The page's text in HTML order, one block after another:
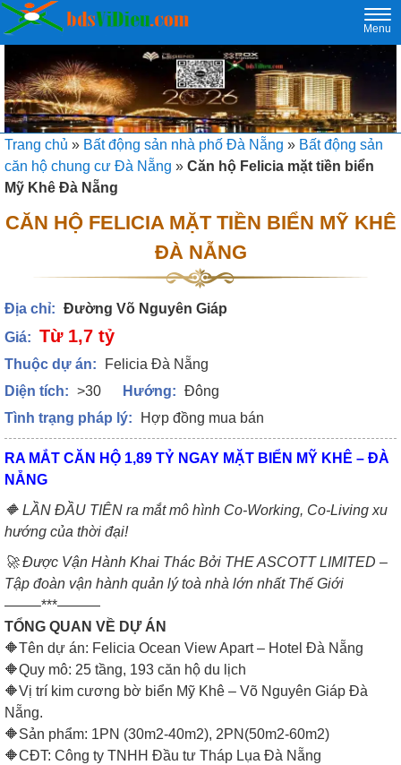
Menu
Trang chủ » Bất động sản nhà phố Đà Nẵng » Bất động sản
căn hộ chung cư Đà Nẵng » Căn hộ Felicia mặt tiền biển
Mỹ Khê Đà Nẵng
CĂN HỘ FELICIA MẶT TIỀN BIỂN MỸ KHÊ
ĐÀ NẴNG
Địa chỉ: Đường Võ Nguyên Giáp
Giá: Từ 1,7 tỷ
Thuộc dự án:
Felicia Đà Nẵng
Diện tích: >30 Hướng: Đông
Tình trạng pháp lý:
Hợp đồng mua bán
RA MẮT CĂN HỘ 1,89 TỶ NGAY MẶT BIỂN MỸ KHÊ – ĐÀ
NẴNG
🔶 LẦN ĐẦU TIÊN ra mắt mô hình Co-Working, Co-Living xu
hướng của thời đại!
🚀 Được Vận Hành Khai Thác Bởi THE ASCOTT LIMITED –
Tập đoàn vận hành quản lý toà nhà lớn nhất Thế Giới
——–***———
TỔNG QUAN VỀ DỰ ÁN
🔶Tên dự án: Felicia Ocean View Apart – Hotel Đà Nẵng
🔶Quy mô: 25 tầng, 193 căn hộ du lịch
🔶Vị trí kim cương bờ biển Mỹ Khê – Võ Nguyên Giáp Đà
Nẵng.
🔶Sản phẩm: 1PN (30m2-40m2), 2PN(50m2-60m2)
🔶CĐT: Công ty TNHH Đầu tư Tháp Lụa Đà Nẵng